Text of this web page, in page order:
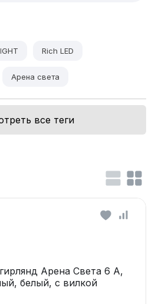
Rich LED
Арена света
все теги
Арена Света 6 А,
белый, с вилкой